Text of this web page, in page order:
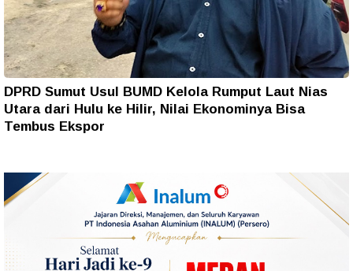
DPRD Sumut Usul BUMD Kelola Rumput Laut Nias
Utara dari Hulu ke Hilir, Nilai Ekonominya Bisa
Tembus Ekspor